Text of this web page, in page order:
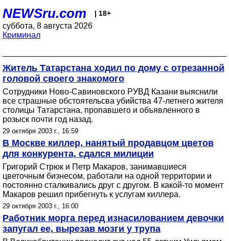
NEWSru.com | 18+
суббота, 8 августа 2026
Криминал
Житель Татарстана ходил по дому с отрезанной
головой своего знакомого
Сотрудники Ново-Савиновского РУВД Казани выяснили
все страшные обстоятельсва убийства 47-летнего жителя
столицы Татарстана, пропавшего и объявленного в
розыск почти год назад.
29 октября 2003 г., 16:59
В Москве киллер, нанятый продавцом цветов
для конкурента, сдался милиции
Григорий Стрюк и Петр Макаров, занимавшиеся
цветочным бизнесом, работали на одной территории и
постоянно сталкивались друг с другом. В какой-то момент
Макаров решил прибегнуть к услугам киллера.
29 октября 2003 г., 16:00
Работник морга перед изнасилованием девочки
запугал ее, вырезав мозги у трупа